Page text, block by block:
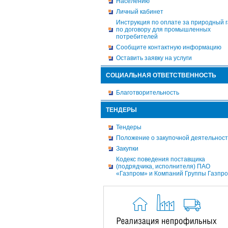
Личный кабинет
Инструкция по оплате за природный
по договору для промышленных
потребителей
Сообщите контактную информацию
Оставить заявку на услуги
СОЦИАЛЬНАЯ ОТВЕТСТВЕННОСТЬ
Благотворительность
ТЕНДЕРЫ
Тендеры
Положение о закупочной
Закупки
Кодекс поведения поставщика
(подрядчика, исполнителя) ПАО
«Газпром» и Компаний Группы